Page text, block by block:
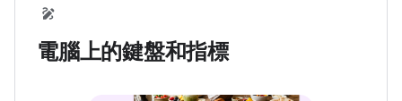
電腦上的鍵盤和指標